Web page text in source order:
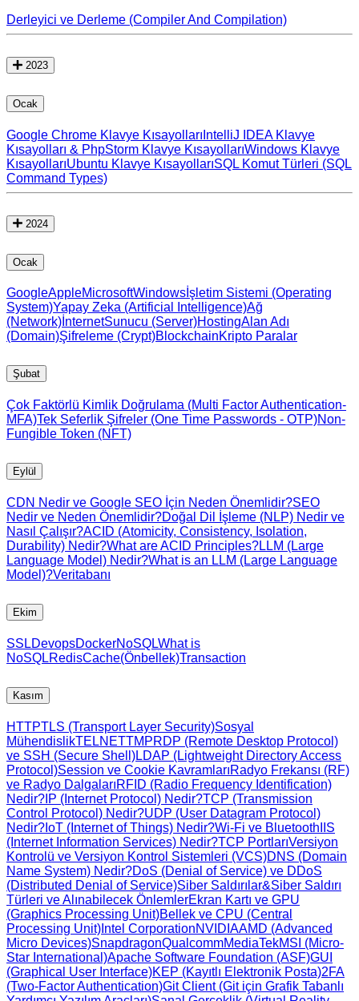
Derleyici ve Derleme (Compiler And Compilation)
2023
Ocak
Google Chrome Klavye Kısayolları IntelliJ IDEA Klavye
Kısayolları & PhpStorm Klavye KısayollarıWindows Klavye
KısayollarıUbuntu Klavye KısayollarıSQL Komut Türleri (SQL
Command Types)
2024
Ocak
GoogleAppleMicrosoftWindows İşletim Sistemi (Operating
System)Yapay Zeka (Artificial Intelligence)Ağ
(Network) İnternetSunucu (Server)HostingAlan Adı
(Domain)Şifreleme (Crypt)BlockchainKripto Paralar
Şubat
Çok Faktörlü Kimlik Doğrulama (Multi Factor Authentication-
MFA)Tek Seferlik Şifreler (One Time Passwords - OTP)Non-
Fungible Token (NFT)
Eylül
CDN Nedir ve Google SEO İçin Neden Önemlidir?SEO
Nedir ve Neden Önemlidir?Doğal Dil İşleme (NLP) Nedir ve
Nasıl Çalışır?ACID (Atomicity, Consistency, Isolation,
Durability) Nedir?What are ACID Principles?LLM (Large
Language Model) Nedir?What is an LLM (Large Language
Model)?Veritabanı
Ekim
SSLDevopsDockerNoSQLWhat is
NoSQLRedisCache(Önbellek)Transaction
Kasım
HTTPTLS (Transport Layer Security)Sosyal
MühendislikTELNETTMPRDP (Remote Desktop Protocol)
ve SSH (Secure Shell)LDAP (Lightweight Directory Access
Protocol)Session ve Cookie KavramlarıRadyo Frekansı (RF)
ve Radyo DalgalarıRFID (Radio Frequency Identification)
Nedir? IP (Internet Protocol) Nedir?TCP (Transmission
Control Protocol) Nedir?UDP (User Datagram Protocol)
Nedir? IoT (Internet of Things) Nedir?Wi-Fi ve Bluetooth IIS
(Internet Information Services) Nedir?TCP PortlarıVersiyon
Kontrolü ve Versiyon Kontrol Sistemleri (VCS)DNS (Domain
Name System) Nedir?DoS (Denial of Service) ve DDoS
(Distributed Denial of Service)Siber Saldırılar&Siber Saldırı
Türleri ve Alınabilecek ÖnlemlerEkran Kartı ve GPU
(Graphics Processing Unit)Bellek ve CPU (Central
Processing Unit) Intel CorporationNVIDIAAMD (Advanced
Micro Devices)SnapdragonQualcommMediaTekMSI (Micro-
Star International)Apache Software Foundation (ASF)GUI
(Graphical User Interface)KEP (Kayıtlı Elektronik Posta)2FA
(Two-Factor Authentication)Git Client (Git için Grafik Tabanlı